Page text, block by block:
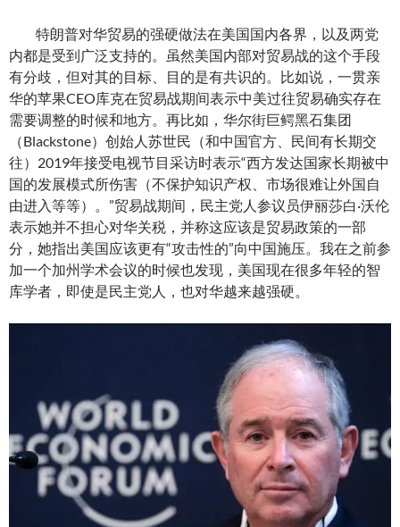
特朗普对华贸易的强硬做法在美国国内各界，以及两党
内都是受到广泛支持的。虽然美国内部对贸易战的这个手段
有分歧，但对其的目标、目的是有共识的。比如说，一贯亲
华的苹果CEO库克在贸易战期间表示中美过往贸易确实存在
需要调整的时候和地方。再比如，华尔街巨鳄黑石集团
（Blackstone）创始人苏世民（和中国官方、民间有长期交
往）2019年接受电视节目采访时表示“西方发达国家长期被中
国的发展模式所伤害（不保护知识产权、市场很难让外国自
由进入等等）。”贸易战期间，民主党人参议员伊丽莎白·沃伦
表示她并不担心对华关税，并称这应该是贸易政策的一部
分，她指出美国应该更有“攻击性的”向中国施压。我在之前参
加一个加州学术会议的时候也发现，美国现在很多年轻的智
库学者，即使是民主党人，也对华越来越强硬。